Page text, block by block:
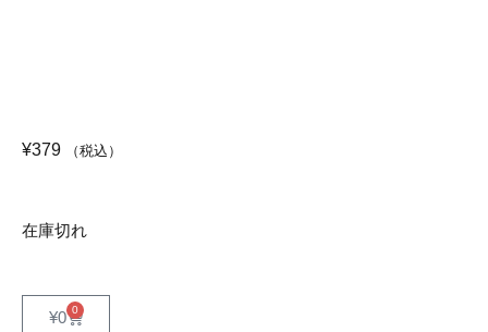
¥379 （税込）
在庫切れ
¥0 0